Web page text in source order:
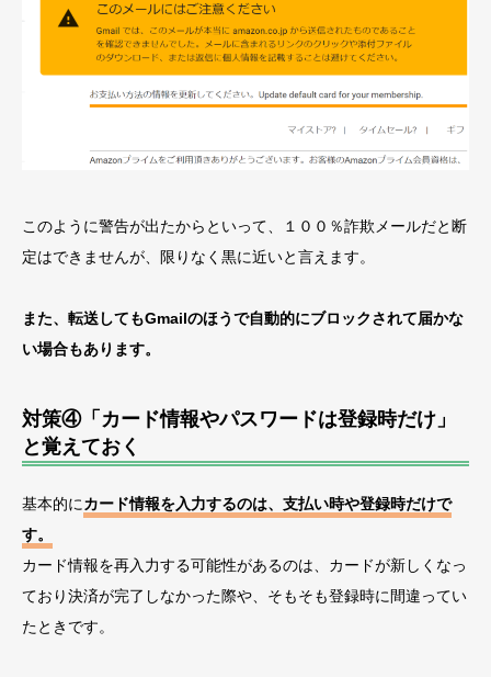
このように警告が出たからといって、１００％詐欺メールだと断
定はできませんが、限りなく黒に近いと言えます。
また、転送してもGmailのほうで自動的にブロックされて届かな
い場合もあります。
対策④「カード情報やパスワードは登録時だけ」
と覚えておく
基本的にカード情報を入力するのは、支払い時や登録時だけで
す。
カード情報を再入力する可能性があるのは、カードが新しくなっ
ており決済が完了しなかった際や、そもそも登録時に間違ってい
たときです。